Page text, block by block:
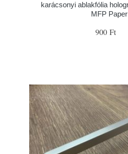
karácsonyi ablakfólia
MFP Paper
900 Ft